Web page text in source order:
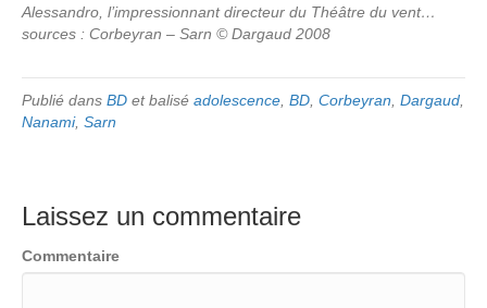
Alessandro, l’impressionnant directeur du Théâtre du vent…
sources : Corbeyran – Sarn © Dargaud 2008
Publié dans BD et balisé adolescence BD Corbeyran Dargaud
Nanami, Sarn
Laissez un commentaire
Commentaire